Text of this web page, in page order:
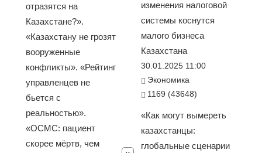
отразятся на
Казахстане?».
«Казахстану не грозят
вооруженные
конфликты». «Рейтинг
управленцев не
бьется с
реальностью».
«ОСМС: пациент
скорее мёртв, чем
изменения налоговой
системы коснутся
малого бизнеса
Казахстана
30.01.2025 11:00
Экономика
1169 (43648)
«Как могут вымереть
казахстанцы:
глобальные сценарии